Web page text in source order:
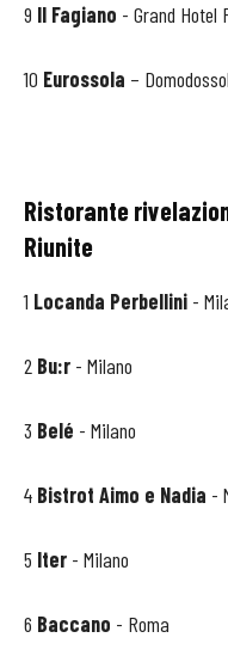
9 Il Fagiano - Grand Hotel
10 Eurossola –
Ristorante
Riunite
1 Locanda Perbellini -
2 Bu:r - Milano
3 Belé - Milano
4 Bistrot Aimo e Nadia -
5 Iter - Milano
6 Baccano - Roma